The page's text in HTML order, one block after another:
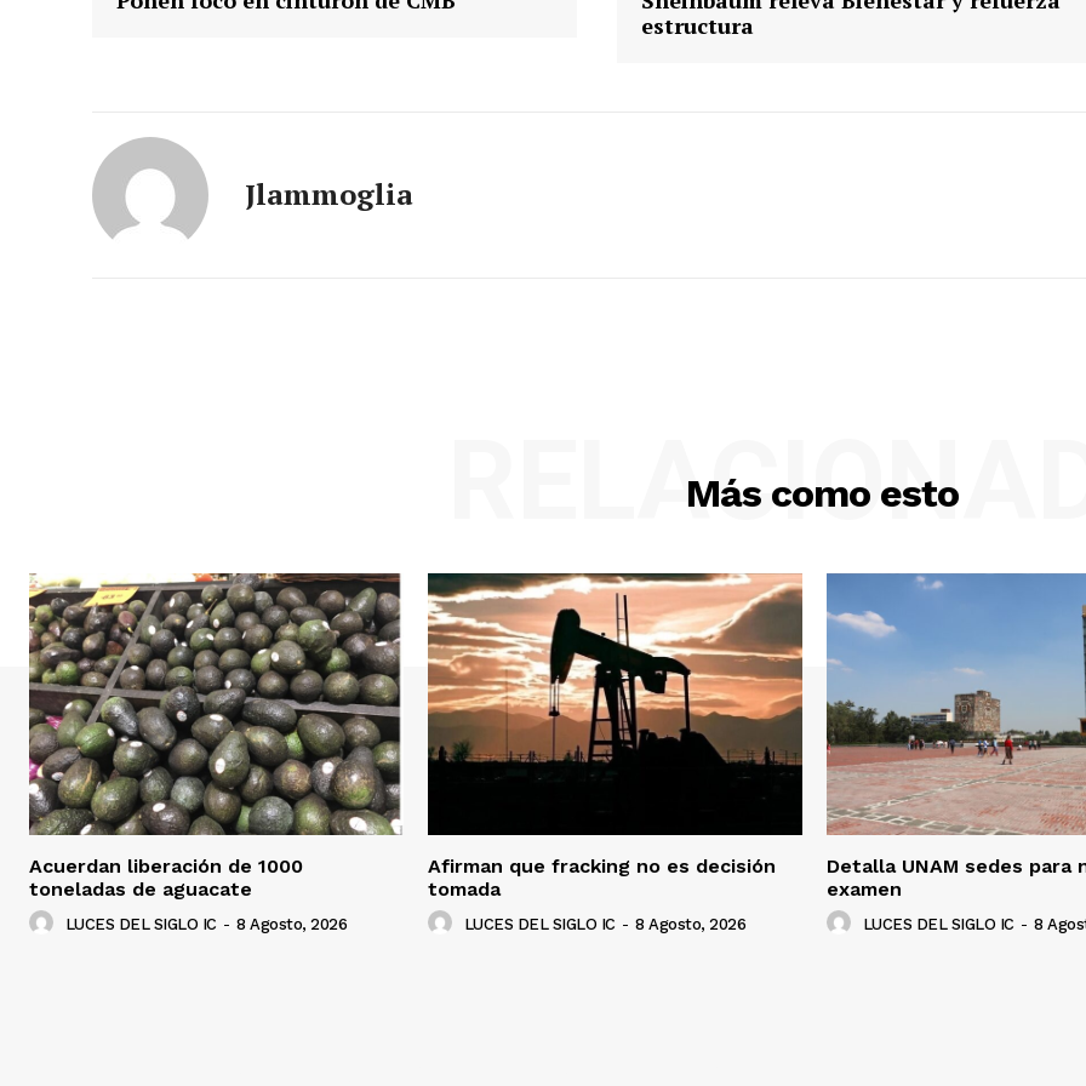
estructura
Jlammoglia
Más como esto
Acuerdan liberación de 1000
toneladas de aguacate
LUCES DEL SIGLO IC - 8 Agosto, 2026
Afirman que fracking no es decisión
tomada
LUCES DEL SIGLO IC - 8 Agosto, 2026
Detalla UNAM sedes para
examen
LUCES DEL SIGLO IC - 8